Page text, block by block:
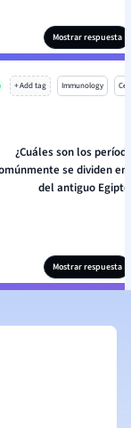
Mostrar respuesta
+ Add tag Immunology
¿Cuáles son los
se dividen
del antiguo
Mostrar respuesta